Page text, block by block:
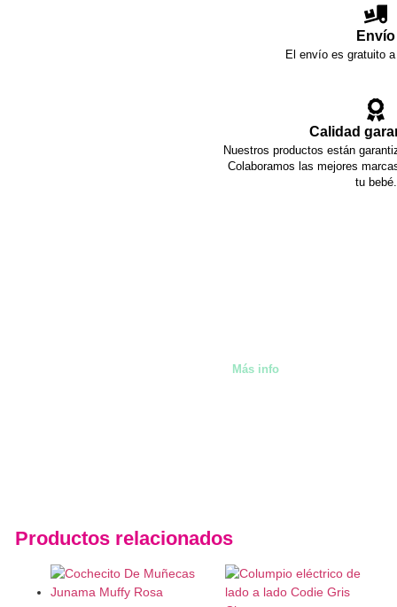
Envío
El envío es gratuito
Calidad
Nuestros productos están
Colaboramos las mejores
tu bebé.
Más info
Productos relacionados